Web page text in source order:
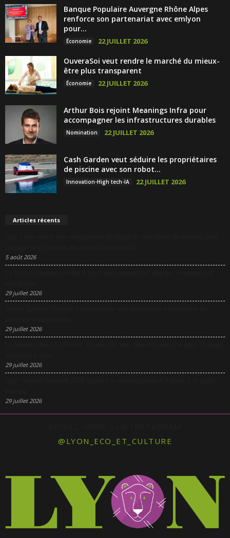
Banque Populaire Auvergne Rhône Alpes
renforce son partenariat avec emlyon
pour...
Économie 22 JUILLET 2026
OuveraSoi veut rendre le marché du mieux-
être plus transparent
Économie 22 JUILLET 2026
Arthur Bois rejoint Meanings Infra pour
accompagner les infrastructures durables
Nomination 22 JUILLET 2026
Cash Garden veut séduire les propriétaires
de piscine avec son robot...
Innovation-High tech-IA 22 JUILLET 2026
Articles récents
5 août 2026
29 juillet 2026
29 juillet 2026
29 juillet 2026
29 juillet 2026
@LYON_ECO_ET_CULTURE